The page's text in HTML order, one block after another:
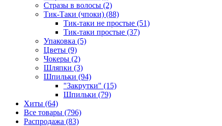
Стразы в волосы (2)
Тик-Таки (чпоки) (88)
Тик-таки не простые (51)
Тик-таки простые (37)
Упаковка (5)
Цветы (9)
Чокеры (2)
Шляпки (3)
Шпильки (94)
"Закрутки" (15)
Шпильки (79)
Хиты (64)
Все товары (796)
Распродажа (83)